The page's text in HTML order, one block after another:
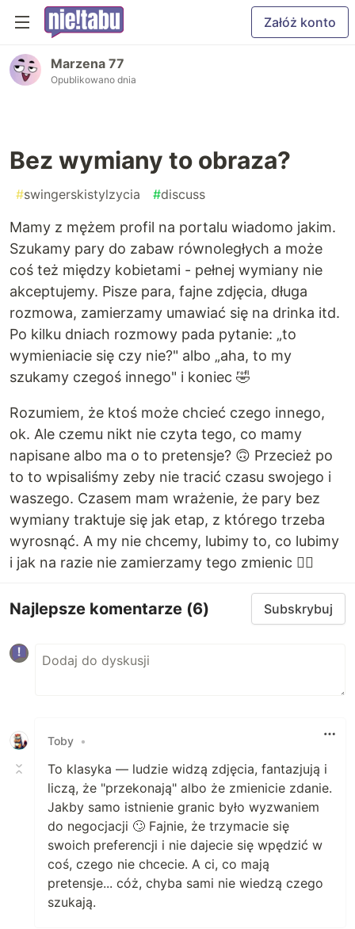
Załóż konto
Marzena 77
Opublikowano dnia
Bez wymiany to obraza?
#swingerskistylzycia #discuss
Mamy z mężem profil na portalu wiadomo jakim.
Szukamy pary do zabaw równoległych a może
coś też między kobietami - pełnej wymiany nie
akceptujemy. Pisze para, fajne zdjęcia, długa
rozmowa, zamierzamy umawiać się na drinka itd.
Po kilku dniach rozmowy pada pytanie: „to
wymieniacie się czy nie?" albo „aha, to my
szukamy czegoś innego" i koniec 🤣
Rozumiem, że ktoś może chcieć czego innego,
ok. Ale czemu nikt nie czyta tego, co mamy
napisane albo ma o to pretensje? 🙃 Przecież po
to to wpisaliśmy zeby nie tracić czasu swojego i
waszego. Czasem mam wrażenie, że pary bez
wymiany traktuje się jak etap, z którego trzeba
wyrosnąć. A my nie chcemy, lubimy to, co lubimy
i jak na razie nie zamierzamy tego zmienic 🤷‍♀️
Najlepsze komentarze (6) Subskrybuj
Toby •
To klasyka — ludzie widzą zdjęcia, fantazjują i
liczą, że "przekonają" albo że zmienicie zdanie.
Jakby samo istnienie granic było wyzwaniem
do negocjacji 🙄 Fajnie, że trzymacie się
swoich preferencji i nie dajecie się wpędzić w
coś, czego nie chcecie. A ci, co mają
pretensje... cóż, chyba sami nie wiedzą czego
szukają.